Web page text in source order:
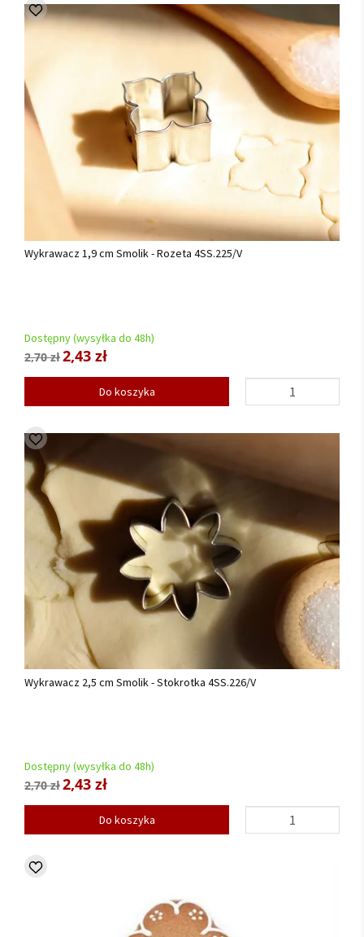
Wykrawacz 1,9 cm Smolik - Rozeta 4SS.225/V
Dostępny (wysyłka do 48h)
2,70 zł2,43 zł
Do koszyka
Wykrawacz 2,5 cm Smolik - Stokrotka 4SS.226/V
Dostępny (wysyłka do 48h)
2,70 zł2,43 zł
Do koszyka